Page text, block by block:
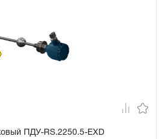
ПДУ-RS.2250.5-ЕХD